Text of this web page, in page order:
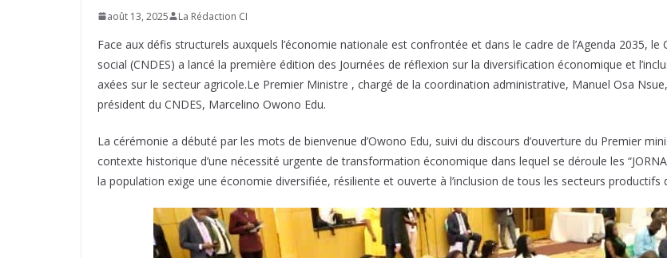
août 13, 2025 La Rédaction CI
Face aux défis structurels auxquels l’économie nationale est confrontée et dans le cadre de l’Agenda 2035,
social (CNDES) a lancé la première édition des Journées de réflexion sur la diversification économique et
axées sur le secteur agricole.Le Premier Ministre , chargé de la coordination administrative, Manuel Osa
président du CNDES, Marcelino Owono Edu.
La cérémonie a débuté par les mots de bienvenue d’Owono Edu, suivi du discours d’ouverture du Premier
contexte historique d’une nécessité urgente de transformation économique dans lequel se déroule les
la population exige une économie diversifiée, résiliente et ouverte à l’inclusion de tous les secteurs productifs